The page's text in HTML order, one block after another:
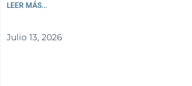
LEER MÁS...
Julio 13, 2026